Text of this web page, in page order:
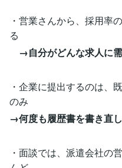
・営業さんから、採用率
る
→自分がどんな求人に需
・企業に提出するのは、
のみ
→何度も履歴書を書き直
・面談では、派遣会社の